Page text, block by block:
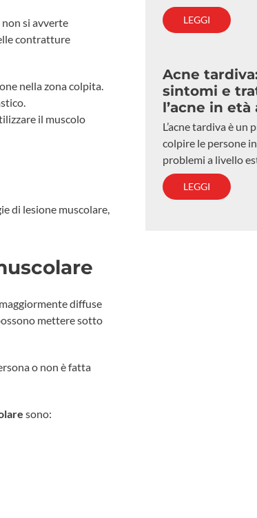
si avverte
contratture
nella zona colpita.
il muscolo
di lesione muscolare,
diffuse
mettere sotto
o non è fatta
sono:
LEGGI
Acne
sintomi e
l’acne in età
L’acne tardiva è un
colpire le persone
problemi a livello
LEGGI